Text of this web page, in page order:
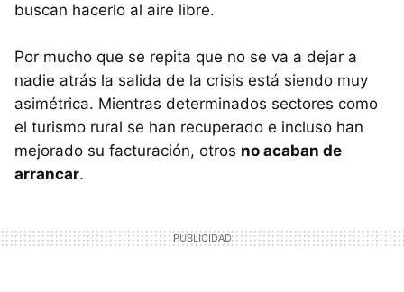
buscan hacerlo al aire libre.
Por mucho que se repita que no se va a dejar a
nadie atrás la salida de la crisis está siendo muy
asimétrica. Mientras determinados sectores como
el turismo rural se han recuperado e incluso han
mejorado su facturación, otros no acaban de
arrancar.